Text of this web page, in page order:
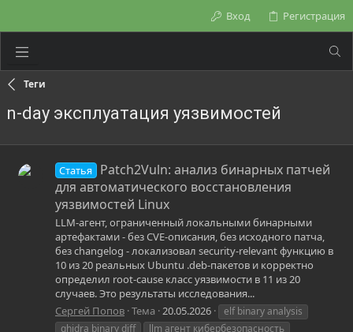
Вход Регистрация
Теги
n-day эксплуатация уязвимостей
Статья
Patch2Vuln: анализ бинарных патчей
для автоматического восстановления
уязвимостей Linux
LLM-агент, ограниченный локальными бинарными
артефактами - без CVE-описания, без исходного патча,
без changelog - локализовал security-relevant функцию в
10 из 20 реальных Ubuntu .deb-пакетов и корректно
определил root-cause класс уязвимости в 11 из 20
случаев. Это результаты исследования...
Сергей Попов Тема 20.05.2026
elf binary analysis
ghidra binary diff
llm агент кибербезопасность